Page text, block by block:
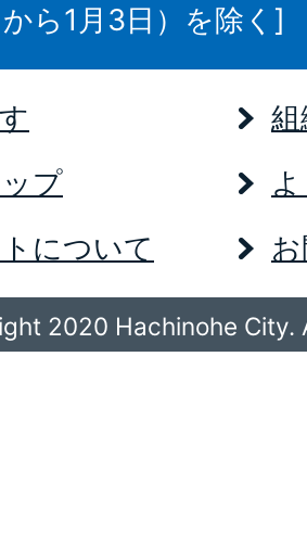
から1月3日）を除く]
プ
について
2020 Hachinohe City.